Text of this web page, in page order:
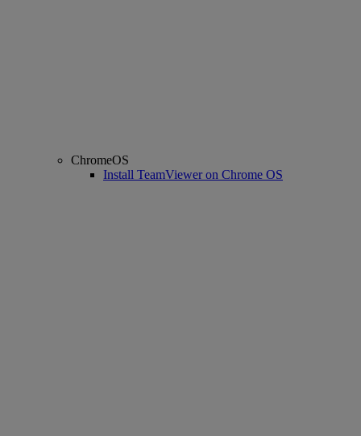
ChromeOS
Install TeamViewer on Chrome OS